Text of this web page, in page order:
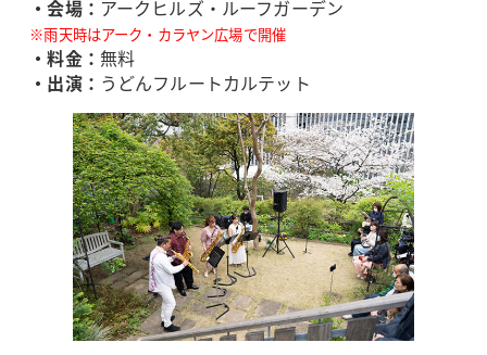
・会場： アークヒルズ・ルーフガーデン
※雨天時はアーク・カラヤン広場で開催
・料金： 無料
・出演： うどんフルートカルテット